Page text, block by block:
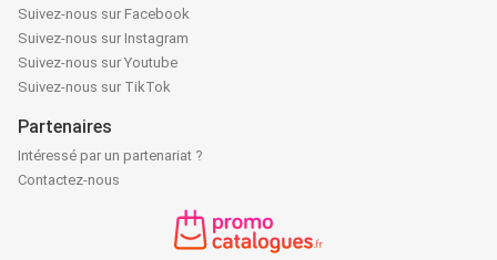
Suivez-nous sur Facebook
Suivez-nous sur Instagram
Suivez-nous sur Youtube
Suivez-nous sur TikTok
Partenaires
Intéressé par un partenariat ?
Contactez-nous